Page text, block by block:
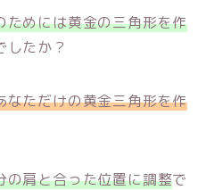
ためには黄金の三角形を作
したか？
なただけの黄金三角形を作
の肩と合った位置に調整で